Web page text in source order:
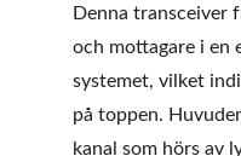
Denna transceiver
och mottagare i en
systemet, vilket
på toppen.
kanal som hörs av